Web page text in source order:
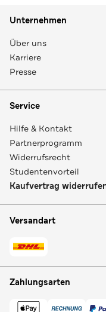
Unternehmen
Über uns
Karriere
Presse
Service
Hilfe & Kontakt
Partnerprogramm
Widerrufsrecht
Studentenvorteil
Kaufvertrag
Versandart
Zahlungsarten